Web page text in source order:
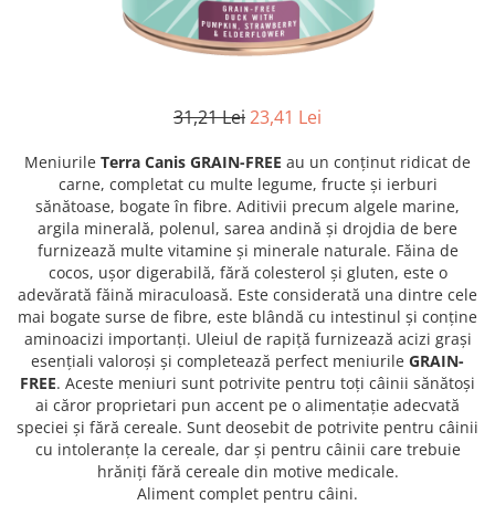
HRANA USCATA
NISIP & ASTERNUT IGIENIC
RECOMPENSE
SUPLIMENTE
PASARI EXOTICE
HRANA
Donatii hrana
petexpress PLUS+
Promotii si oferte
ROZATOARE
VANZARE RAPIDA
31,21 Lei23,41 Lei
Meniurile Terra Canis GRAIN-FREE au un conținut ridicat de
carne, completat cu multe legume, fructe și ierburi
sănătoase, bogate în fibre. Aditivii precum algele marine,
argila minerală, polenul, sarea andină și drojdia de bere
furnizează multe vitamine și minerale naturale. Făina de
cocos, ușor digerabilă, fără colesterol și gluten, este o
adevărată făină miraculoasă. Este considerată una dintre cele
mai bogate surse de fibre, este blândă cu intestinul și conține
aminoacizi importanți. Uleiul de rapiță furnizează acizi grași
esențiali valoroși și completează perfect meniurile GRAIN-
FREE. Aceste meniuri sunt potrivite pentru toți câinii sănătoși
ai căror proprietari pun accent pe o alimentație adecvată
speciei și fără cereale. Sunt deosebit de potrivite pentru câinii
cu intoleranțe la cereale, dar și pentru câinii care trebuie
hrăniți fără cereale din motive medicale.
Aliment complet pentru câini.